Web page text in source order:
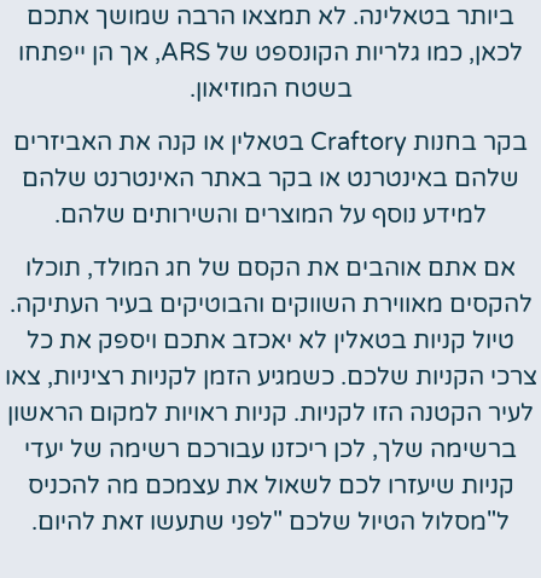
ביותר בטאלינה. לא תמצאו הרבה שמושך אתכם
לכאן, כמו גלריות הקונספט של ARS, אך הן ייפתחו
בשטח המוזיאון.
בקר בחנות Craftory בטאלין או קנה את האביזרים
שלהם באינטרנט או בקר באתר האינטרנט שלהם
למידע נוסף על המוצרים והשירותים שלהם.
אם אתם אוהבים את הקסם של חג המולד, תוכלו
להקסים מאווירת השווקים והבוטיקים בעיר העתיקה.
טיול קניות בטאלין לא יאכזב אתכם ויספק את כל
צרכי הקניות שלכם. כשמגיע הזמן לקניות רציניות, צאו
לעיר הקטנה הזו לקניות. קניות ראויות למקום הראשון
ברשימה שלך, לכן ריכזנו עבורכם רשימה של יעדי
קניות שיעזרו לכם לשאול את עצמכם מה להכניס
ל"מסלול הטיול שלכם "לפני שתעשו זאת להיום.